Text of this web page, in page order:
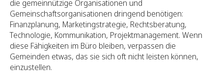
die gemeinnützige Organisationen und
Gemeinschaftsorganisationen dringend benötigen:
Finanzplanung, Marketingstrategie, Rechtsberatung,
Technologie, Kommunikation, Projektmanagement. Wenn
diese Fähigkeiten im Büro bleiben, verpassen die
Gemeinden etwas, das sie sich oft nicht leisten können,
einzustellen.